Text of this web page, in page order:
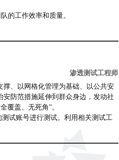
的工作效率和质量。
渗透测试工程师
、以网格化管理为基础、以公共安
防范措施延伸到群众身边，发动社
覆盖、无死角”。
试账号进行测试。利用相关测试工